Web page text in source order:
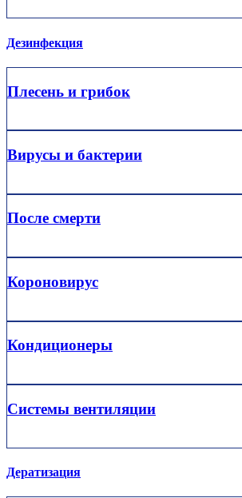
Дезинфекция
Плесень и грибок
Вирусы и бактерии
После смерти
Короновирус
Кондиционеры
Системы вентиляции
Дератизация